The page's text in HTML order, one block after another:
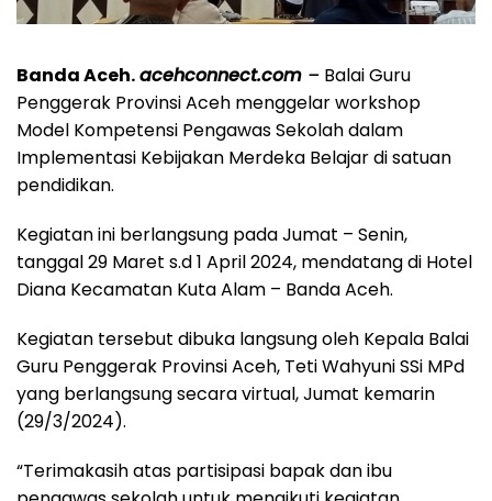
Banda Aceh.acehconnect.com – Balai Guru
Penggerak Provinsi Aceh menggelar workshop
Model Kompetensi Pengawas Sekolah dalam
Implementasi Kebijakan Merdeka Belajar di satuan
pendidikan.
Kegiatan ini berlangsung pada Jumat – Senin,
tanggal 29 Maret s.d 1 April 2024, mendatang di Hotel
Diana Kecamatan Kuta Alam – Banda Aceh.
Kegiatan tersebut dibuka langsung oleh Kepala Balai
Guru Penggerak Provinsi Aceh, Teti Wahyuni SSi MPd
yang berlangsung secara virtual, Jumat kemarin
(29/3/2024).
“Terimakasih atas partisipasi bapak dan ibu